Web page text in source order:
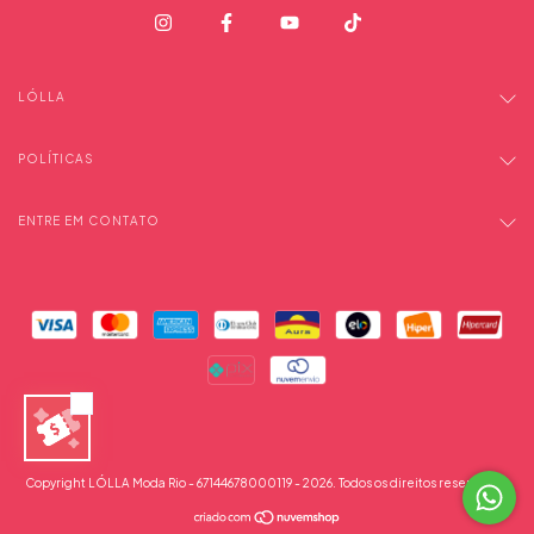
LÓLLA
POLÍTICAS
ENTRE EM CONTATO
Copyright LÓLLA Moda Rio - 67144678000119 - 2026. Todos os direitos reservados.